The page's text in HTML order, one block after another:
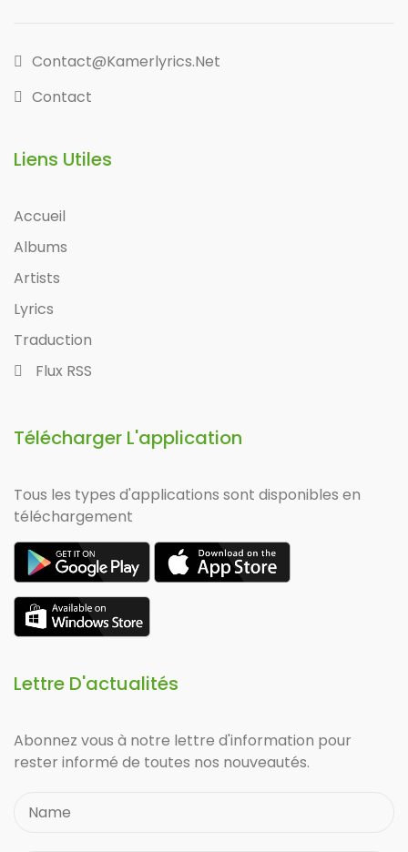
Contact@kamerlyrics.net
Contact
Liens Utiles
Accueil
Albums
Artists
Lyrics
Traduction
Flux RSS
Télécharger L'application
Tous les types d'applications sont disponibles en
téléchargement
Lettre D'actualités
Abonnez vous à notre lettre d'information pour
rester informé de toutes nos nouveautés.